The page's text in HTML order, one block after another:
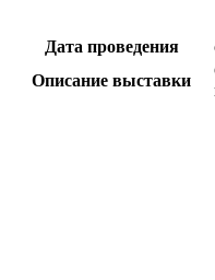
Дата проведения
Описание выставки